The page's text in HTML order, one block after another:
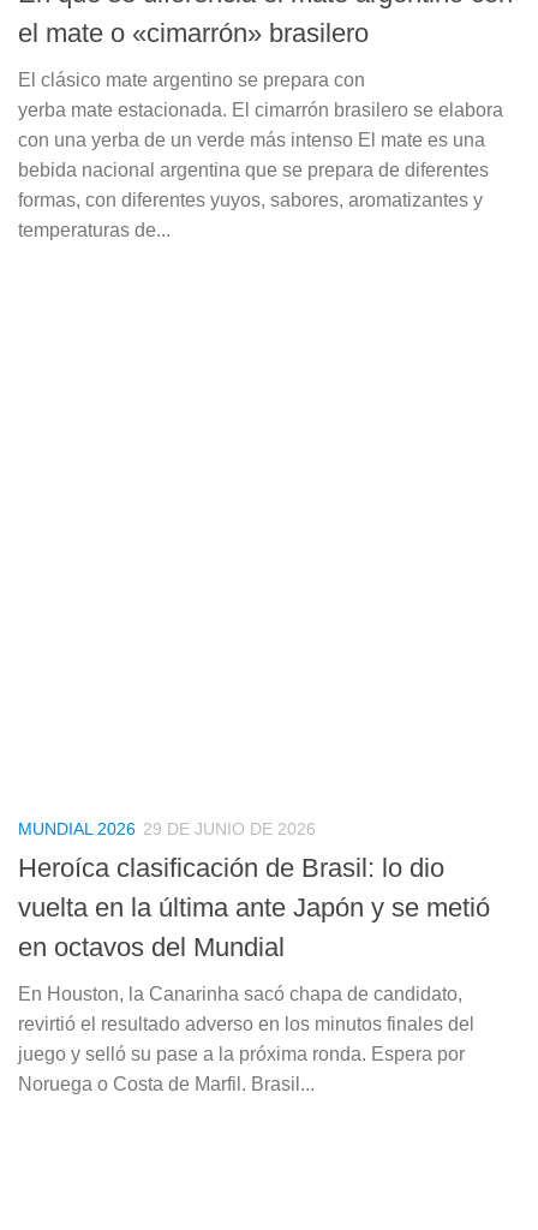
el mate o «cimarrón» brasilero
El clásico mate argentino se prepara con
yerba mate estacionada. El cimarrón brasilero se elabora
con una yerba de un verde más intenso El mate es una
bebida nacional argentina que se prepara de diferentes
formas, con diferentes yuyos, sabores, aromatizantes y
temperaturas de...
MUNDIAL 2026 29 DE JUNIO DE 2026
Heroíca clasificación de Brasil: lo dio
vuelta en la última ante Japón y se metió
en octavos del Mundial
En Houston, la Canarinha sacó chapa de candidato,
revirtió el resultado adverso en los minutos finales del
juego y selló su pase a la próxima ronda. Espera por
Noruega o Costa de Marfil. Brasil...